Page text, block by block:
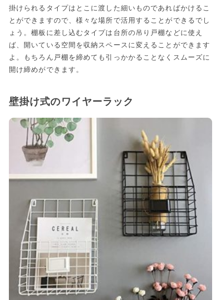
掛けられるタイプはとこに渡した細いものであればかけるこ
とができますので、様々な場所で活用することができるでし
ょう。棚板に差し込むタイプは台所の吊り戸棚などに使え
ば、開いている空間を収納スペースに変えることができます
よ。もちろん戸棚を締めても引っかかることなくスムーズに
開け締めができます。
壁掛け式のワイヤーラック